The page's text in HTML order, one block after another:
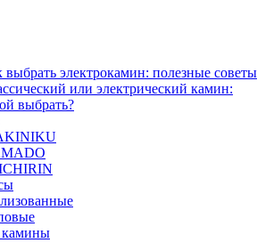
выбрать электрокамин: полезные советы
или электрический камин:
выбрать?